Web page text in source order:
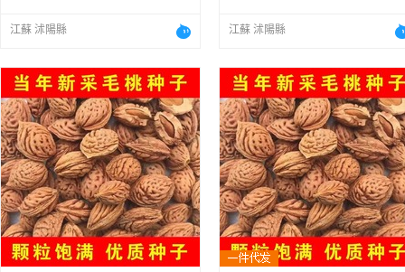
江蘇 沭陽縣 江蘇 沭陽縣